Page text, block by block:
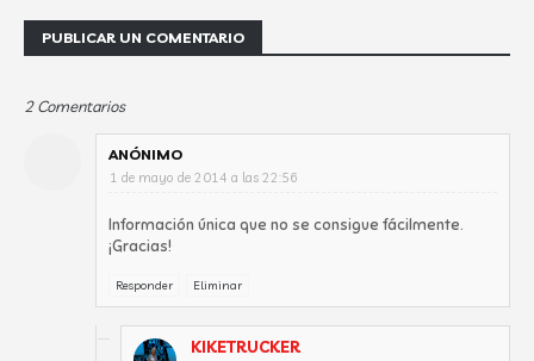
PUBLICAR UN COMENTARIO
2 Comentarios
ANÓNIMO
1 de mayo de 2014 a las 22:56
Información única que no se consigue fácilmente.
¡Gracias!
Responder Eliminar
KIKETRUCKER